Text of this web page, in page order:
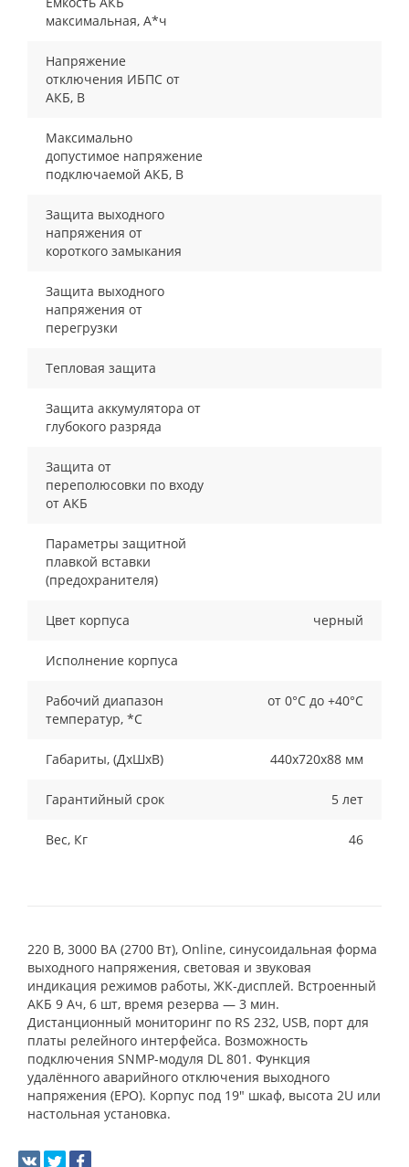
максимальная, А*ч
Напряжение
отключения ИБПС от
АКБ, В
Максимально
допустимое напряжение
подключаемой АКБ, В
Защита выходного
напряжения от
короткого замыкания
Защита выходного
напряжения от
перегрузки
Тепловая защита
Защита аккумулятора от
глубокого разряда
Защита от
переполюсовки по входу
от АКБ
Параметры защитной
плавкой вставки
(предохранителя)
Цвет корпуса черный
Исполнение корпуса
Рабочий диапазон
температур, *С
от 0°С до +40°С
Габариты, (ДxШxВ) 440х720х88 мм
Гарантийный срок 5 лет
Вес, Кг 46
220 В, 3000 ВА (2700 Вт), Online, синусоидальная форма
выходного напряжения, световая и звуковая
индикация режимов работы, ЖК-дисплей. Встроенный
АКБ 9 Ач, 6 шт, время резерва — 3 мин.
Дистанционный мониторинг по RS 232, USB, порт для
платы релейного интерфейса. Возможность
подключения SNMP-модуля DL 801. Функция
удалённого аварийного отключения выходного
напряжения (EPO). Корпус под 19" шкаф, высота 2U или
настольная установка.